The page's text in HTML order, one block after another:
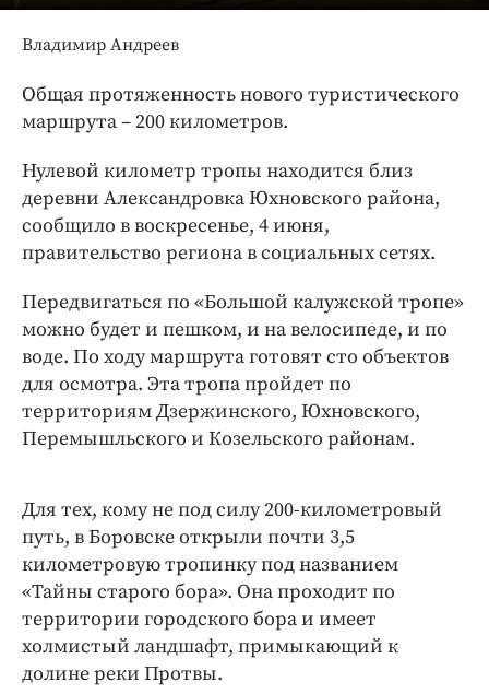
Экономика и бизнес
ПРОЕКТЫ
Блоги
Издания
Медиаперсона
Интересное чтиво
Клиника года
Бренд года
Работодатель года
Владимир Андреев
Общая протяженность нового туристического
маршрута – 200 километров.
Нулевой километр тропы находится близ
деревни Александровка Юхновского района,
сообщило в воскресенье, 4 июня,
правительство региона в социальных сетях.
Передвигаться по «Большой калужской тропе»
можно будет и пешком, и на велосипеде, и по
воде. По ходу маршрута готовят сто объектов
для осмотра. Эта тропа пройдет по
территориям Дзержинского, Юхновского,
Перемышльского и Козельского районам.
Для тех, кому не под силу 200-километровый
путь, в Боровске открыли почти 3,5
километровую тропинку под названием
«Тайны старого бора». Она проходит по
территории городского бора и имеет
холмистый ландшафт, примыкающий к
долине реки Протвы.